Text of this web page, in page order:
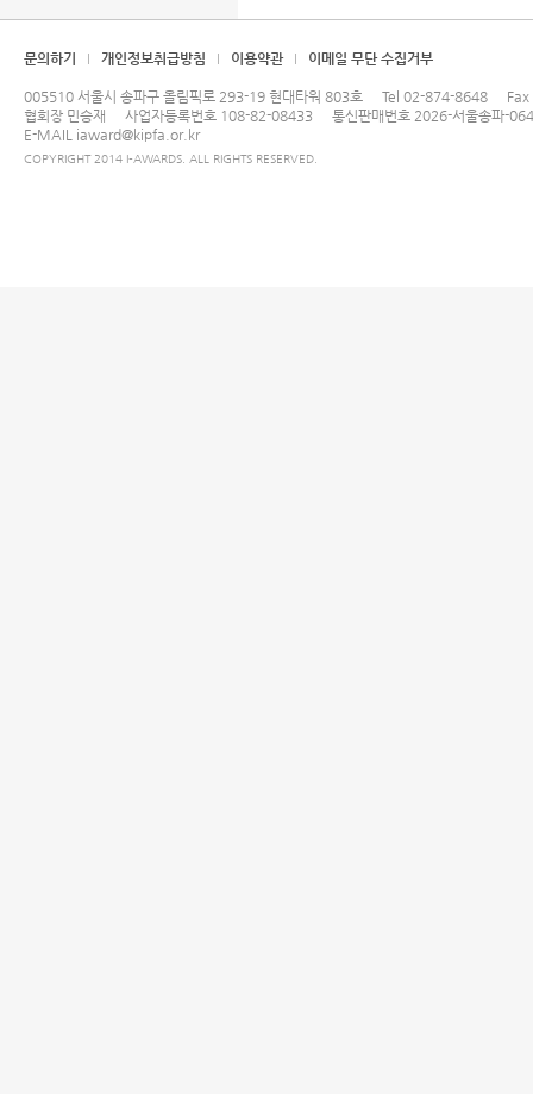
문의하기 개인정보취급방침 이용약관 이메일 무단 수집거부
005510 서울시 송파구 올림픽로 293-19 현대타워 803호 Tel 02-874-8648
협회장 민승재
사업자등록번호 108-82-08433
통신판매번호 2026-서울송파-
E-MAIL iaward@kipfa.or.kr
COPYRIGHT 2014 I-AWARDS. ALL RIGHTS RESERVED.